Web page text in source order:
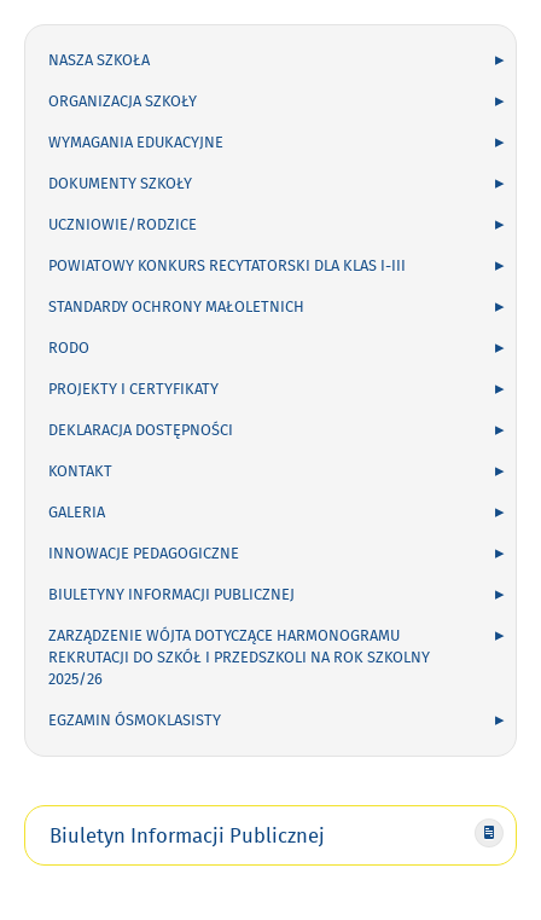
NASZA SZKOŁA
ORGANIZACJA SZKOŁY
WYMAGANIA EDUKACYJNE
DOKUMENTY SZKOŁY
UCZNIOWIE/RODZICE
POWIATOWY KONKURS RECYTATORSKI DLA KLAS I-III
STANDARDY OCHRONY MAŁOLETNICH
RODO
PROJEKTY I CERTYFIKATY
DEKLARACJA DOSTĘPNOŚCI
KONTAKT
GALERIA
INNOWACJE PEDAGOGICZNE
BIULETYNY INFORMACJI PUBLICZNEJ
ZARZĄDZENIE WÓJTA DOTYCZĄCE HARMONOGRAMU
REKRUTACJI DO SZKÓŁ I PRZEDSZKOLI NA ROK SZKOLNY
2025/26
EGZAMIN ÓSMOKLASISTY
Biuletyn Informacji Publicznej